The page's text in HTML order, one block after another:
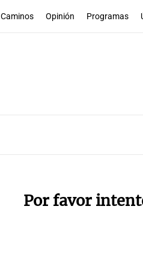
Caminos Opinión Programas
Por favor